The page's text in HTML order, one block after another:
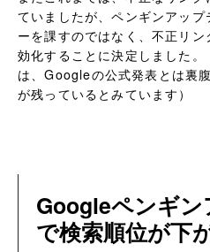
ていましたが、ペンギンアッ
ーを課すのではなく、不正リ
効化することに決定しました
は、Googleの公式発表とは裏
が残っているとみています）
Googleペンギン
で検索順位が下